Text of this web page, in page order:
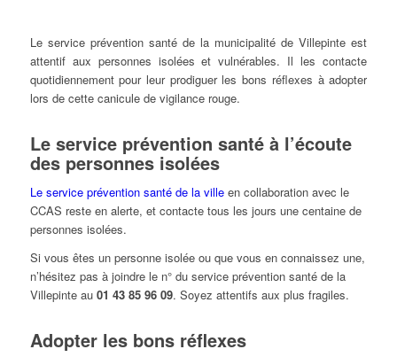
Le service prévention santé de la municipalité de Villepinte est
attentif aux personnes isolées et vulnérables. Il les contacte
quotidiennement pour leur prodiguer les bons réflexes à adopter
lors de cette canicule de vigilance rouge.
Le service prévention santé à l’écoute
des personnes isolées
Le service prévention santé de la villeen collaboration avec le
CCAS reste en alerte, et contacte tous les jours une centaine de
personnes isolées.
Si vous êtes un personne isolée ou que vous en connaissez une,
n’hésitez pas à joindre le n° du service prévention santé de la
Villepinte au 01 43 85 96 09. Soyez attentifs aux plus fragiles.
Adopter les bons réflexes